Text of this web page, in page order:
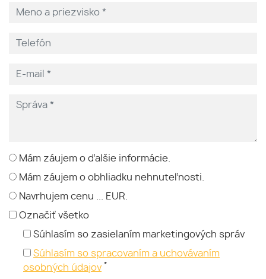
Mám záujem o ďalšie informácie.
Mám záujem o obhliadku nehnuteľnosti.
Navrhujem cenu ... EUR.
Označiť všetko
Súhlasím so zasielaním marketingových správ
Súhlasím so spracovaním a uchovávaním
osobných údajov *